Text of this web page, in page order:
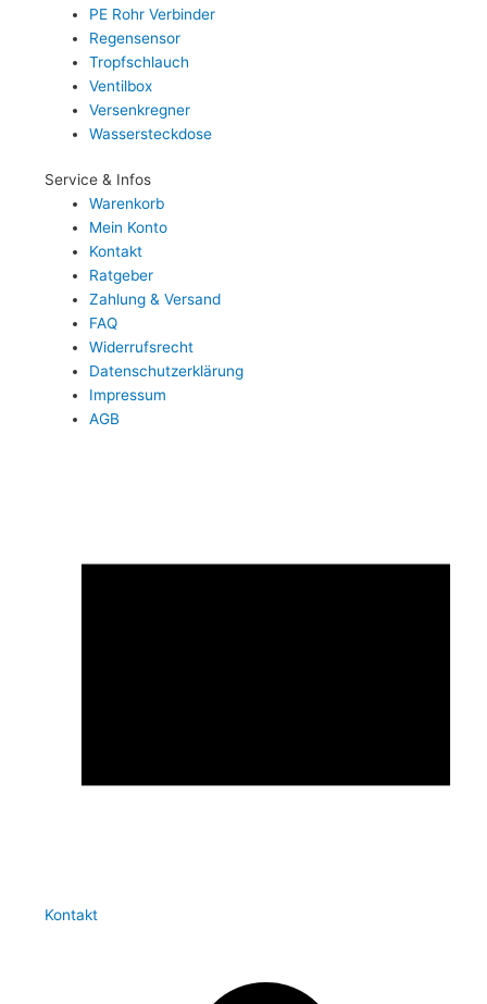
PE Rohr Verbinder
Regensensor
Tropfschlauch
Ventilbox
Versenkregner
Wassersteckdose
Service & Infos
Warenkorb
Mein Konto
Kontakt
Ratgeber
Zahlung & Versand
FAQ
Widerrufsrecht
Datenschutzerklärung
Impressum
AGB
Kontakt